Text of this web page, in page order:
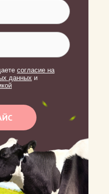
согласие на
данных и